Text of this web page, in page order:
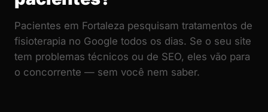
Pacientes em Fortaleza pesquisam tratamentos de
fisioterapia no Google todos os dias. Se o seu site
tem problemas técnicos ou de SEO, eles vão para
o concorrente — sem você nem saber.